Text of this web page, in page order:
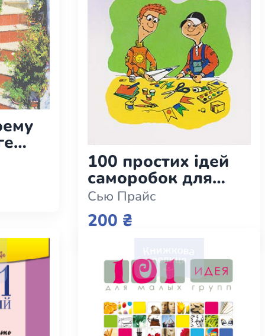
100 простих ідей
саморобок для
дітей
Сью Прайс
200 ₴